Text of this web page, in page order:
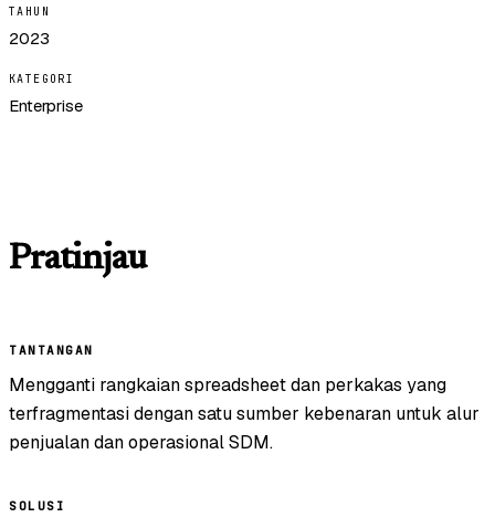
TAHUN
2023
KATEGORI
Enterprise
Pratinjau
TANTANGAN
Mengganti rangkaian spreadsheet dan perkakas yang
terfragmentasi dengan satu sumber kebenaran untuk alur
penjualan dan operasional SDM.
SOLUSI